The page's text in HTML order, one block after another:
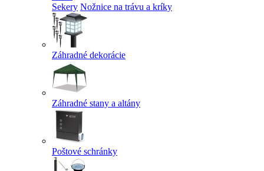
Sekery Nožnice na trávu a kríky
Záhradné dekorácie
Záhradné stany a altány
Poštové schránky